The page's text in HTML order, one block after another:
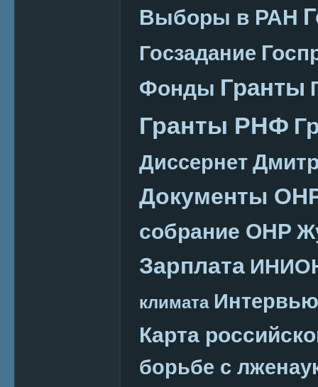
Выборы в РАН
Госзадание
Фонды Гранты
Гранты РНФ
Диссернет
Документы
собрание ОНР
Зарплата
климата Интервью
Карта
борьбе с